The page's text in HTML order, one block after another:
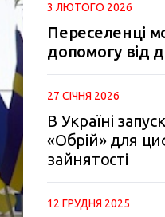
3 ЛЮТОГО 2026
Переселенці
допомогу від
27 СІЧНЯ 2026
В Україні
«Обрій» для
зайнятості
12 ГРУДНЯ 2025